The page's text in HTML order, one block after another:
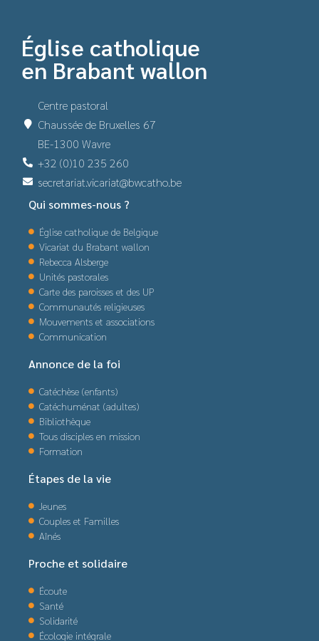
Église catholique
en Brabant wallon
Centre pastoral
Chaussée de Bruxelles 67
BE-1300 Wavre
+32 (0)10 235 260
secretariat.vicariat@bwcatho.be
Qui sommes-nous ?
Église catholique de Belgique
Vicariat du Brabant wallon
Rebecca Alsberge
Unités pastorales
Carte des paroisses et des UP
Communautés religieuses
Mouvements et associations
Communication
Annonce de la foi
Catéchèse (enfants)
Catéchuménat (adultes)
Bibliothèque
Tous disciples en mission
Formation
Étapes de la vie
Jeunes
Couples et Familles
Aînés
Proche et solidaire
Écoute
Santé
Solidarité
Écologie intégrale